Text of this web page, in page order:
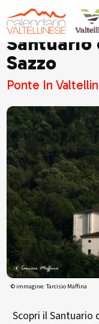
Santuario
Sazzo
Ponte In
© immagine: Tarcisio Maffina
Scopri il Santuario